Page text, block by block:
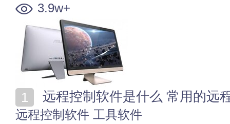
3.9w+
远程控制软件是什么 常用的远
远程控制软件 工具软件